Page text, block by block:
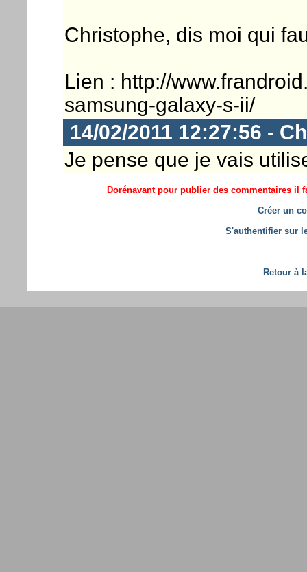
Christophe, dis moi qui
Lien : http://
samsung-galaxy-s-ii/
14/02/2011 12:27:56 -
Je pense que je vais
Dorénavant pour publier des commentaires il
Créer un
S'authentifier sur
Retour à